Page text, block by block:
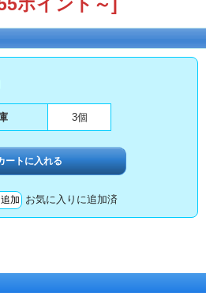
3個
お気に入りに追加済